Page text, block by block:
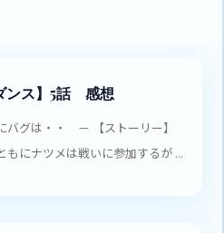
ンス】5話 感想
グは・・ － 【ストーリー】
もにナツメは戦いに参加するが ...